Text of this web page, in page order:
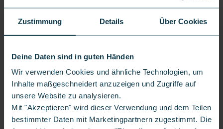
Zustimmung Details Über Cookies
Deine Daten sind in guten Händen
Wir verwenden Cookies und ähnliche Technologien, um
Inhalte maßgeschneidert anzuzeigen und Zugriffe auf
unsere Website zu analysieren.
Mit "Akzeptieren" wird dieser Verwendung und dem Teilen
bestimmter Daten mit Marketingpartnern zugestimmt. Die